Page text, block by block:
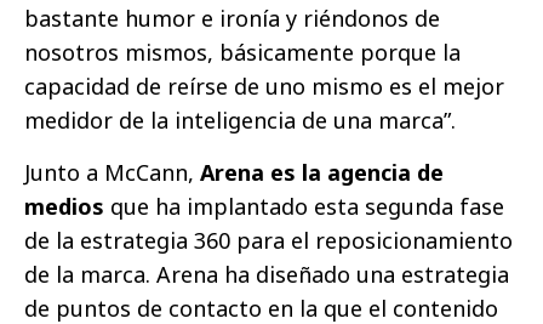
bastante humor e ironía y riéndonos de
nosotros mismos, básicamente porque la
capacidad de reírse de uno mismo es el mejor
medidor de la inteligencia de una marca”.
Junto a McCann, Arena es la agencia de
medios que ha implantado esta segunda fase
de la estrategia 360 para el reposicionamiento
de la marca. Arena ha diseñado una estrategia
de puntos de contacto en la que el contenido